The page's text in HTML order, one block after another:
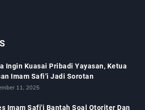
Ingin Kuasai Pribadi Yayasan, Ketua
Imam Safi’i Jadi Sorotan
11, 2025
Imam Safi'i Bantah Soal Otoriter Dan